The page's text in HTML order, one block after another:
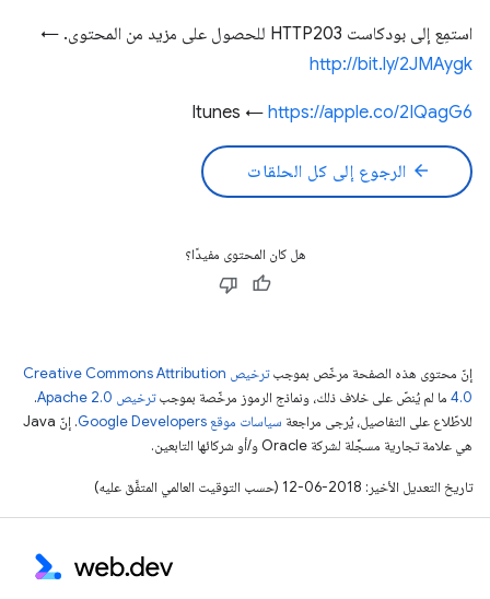
استمِع إلى بودكاست HTTP203 للحصول على مزيد من المحتوى. ←
http://bit.ly/2JMAygk
Itunes ← https://apple.co/2IQagG6
arrow_back الرجوع إلى كل الحلقات
هل كان المحتوى مفيدًا؟
إنّ محتوى هذه الصفحة مرخّص بموجب
ترخيص Creative Commons Attribution
4.0‏ ما لم يُنصّ على خلاف ذلك، ونماذج الرموز مرخّصة بموجبترخيص Apache 2.0‏
.
للاطّلاع على التفاصيل، يُرجى مراجعة سياسات موقع Google Developers‏
. إنّ Java
هي علامة تجارية مسجَّلة لشركة Oracle و/أو شركائها التابعين.
تاريخ التعديل الأخير: 2018-06-12 (حسب التوقيت العالمي المتفَّق عليه)